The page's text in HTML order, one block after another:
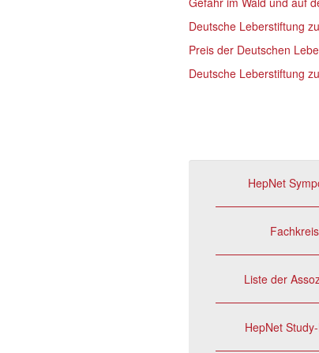
Deutsche Leberstiftung
Preis der Deutschen
Deutsche Leberstiftung
HepNet
Liste der
HepNet